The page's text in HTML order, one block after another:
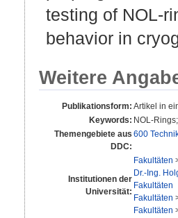
testing of NOL-
behavior in
Weitere
Publikationsform: Artikel in
Keywords: NOL-
Themengebiete aus
DDC:
600
Institutionen der
Universität:
Fakultäten
Dr.-Ing.
Fakultäten
Fakultäten
Fakultäten